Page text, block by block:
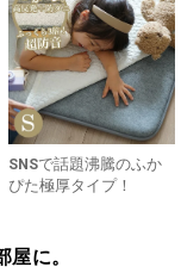
SNSで話題沸騰のふか
ぴた極厚タイプ！
に。